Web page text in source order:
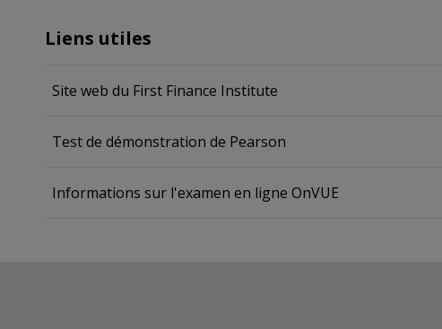
Liens utiles
Site web du First Finance Institute
Test de démonstration de Pearson
Informations sur l'examen en ligne OnVUE